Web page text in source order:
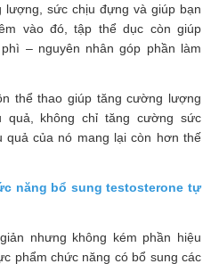
lượng, sức chịu đựng và giúp bạn
vào đó, tập thể dục còn giúp
– nguyên nhân góp phần làm
thể thao giúp tăng cường lượng
quả, không chỉ tăng cường sức
quả của nó mang lại còn hơn thế
năng bổ sung testosterone tự
nhưng không kém phần hiệu
phẩm chức năng có bổ sung các